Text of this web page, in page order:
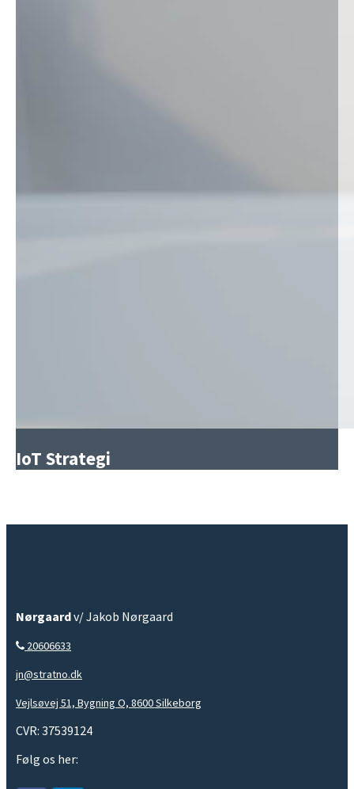
IoT Strategi
Nørgaardv/ Jakob Nørgaard
20606633
jn@stratno.dk
Vejlsøvej 51, Bygning O, 8600 Silkeborg
CVR: 37539124
Følg os her: